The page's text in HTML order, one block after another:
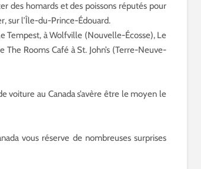
des homards et des poissons réputés pour
sur l’Île-du-Prince-Édouard.
Tempest, à Wolfville (Nouvelle-Écosse), Le
Rooms Café à St. John’s (Terre-Neuve-
voiture au Canada s’avère être le moyen le
vous réserve de nombreuses surprises